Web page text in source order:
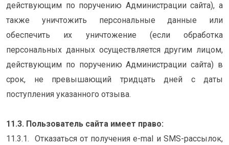
действующим по поручению Администрации сайта), а
также уничтожить персональные данные или
обеспечить их уничтожение (если обработка
персональных данных осуществляется другим лицом,
действующим по поручению Администрации сайта) в
срок, не превышающий тридцать дней с даты
поступления указанного отзыва.
11.3. Пользователь сайта имеет право:
11.3.1. Отказаться от получения e-mal и SMS-рассылок,